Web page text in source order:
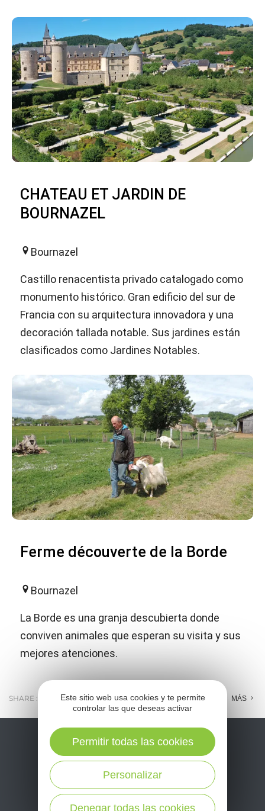
CHATEAU ET JARDIN DE
BOURNAZEL
Bournazel
Castillo renacentista privado catalogado como
monumento histórico. Gran edificio del sur de
Francia con su arquitectura innovadora y una
decoración tallada notable. Sus jardines están
clasificados como Jardines Notables.
Ferme découverte de la Borde
Bournazel
La Borde es una granja descubierta donde
conviven animales que esperan su visita y sus
mejores atenciones.
SHARE : E-MAIL MESSENGER FACEBOOK MÁS
Este sitio web usa cookies y te permite
controlar las que deseas activar
Denegar todas las cookies
Personalizar
Permitir todas las cookies